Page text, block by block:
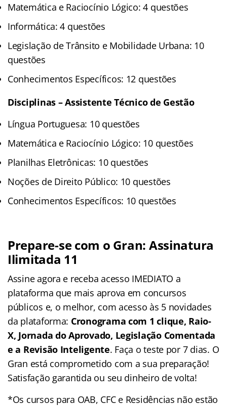
Matemática e Raciocínio Lógico: 4 questões
Informática: 4 questões
Legislação de Trânsito e Mobilidade Urbana: 10
questões
Conhecimentos Específicos: 12 questões
Disciplinas – Assistente Técnico de Gestão
Língua Portuguesa: 10 questões
Matemática e Raciocínio Lógico: 10 questões
Planilhas Eletrônicas: 10 questões
Noções de Direito Público: 10 questões
Conhecimentos Específicos: 10 questões
Prepare-se com o Gran: Assinatura
Ilimitada 11
Assine agora e receba acesso IMEDIATO a
plataforma que mais aprova em concursos
públicos e, o melhor, com acesso às 5 novidades
da plataforma: Cronograma com 1 clique, Raio-
X, Jornada do Aprovado, Legislação Comentada
e a Revisão Inteligente. Faça o teste por 7 dias. O
Gran está comprometido com a sua preparação!
Satisfação garantida ou seu dinheiro de volta!
*Os cursos para OAB, CFC e Residências não estão